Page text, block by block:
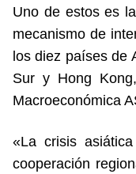
Uno de estos es
mecanismo de
los diez países de
Sur y Hong
Macroeconómica
«La crisis
cooperación